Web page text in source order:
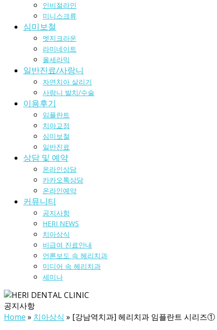
인비절라인
미니스크류
심미보철
엣지크라운
라미네이트
올세라믹
일반진료/사랑니
자연치아 살리기
사랑니 발치/수술
이용후기
임플란트
치아교정
심미보철
일반진료
상담 및 예약
온라인상담
카카오톡상담
온라인예약
커뮤니티
공지사항
HERI NEWS
치아상식
비급여 진료안내
언론보도 속 헤리치과
미디어 속 헤리치과
세미나
공지사항
Home » 치아상식 » [강남역치과] 헤리치과 임플란트 시리즈①